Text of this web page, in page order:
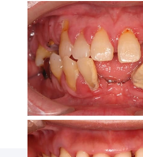
2016/11/16
歯周病とリウマチとの関係
2016/11/16
歯周病と腎臓の病気の関係
2016/11/11
歯周病と脳梗塞の関係
2016/11/10
歯周病と肝臓の病気の関係
2016/11/10
歯周病と心臓病との関係
2016/11/10
歯周病と糖尿病の関係
2016/11/10
歯周病と関連する全身の
2016/11/10
歯周病検査⑦ 根分岐部病変
2016/11/10
歯周病検査⑥ PCR